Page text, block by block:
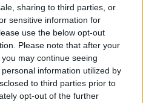
sharing to third parties, or
sensitive information for
use the below opt-out
Please note that after your
may continue seeing
information utilized by
to third parties prior to
opt-out of the further
04. 13:49
Messengeren